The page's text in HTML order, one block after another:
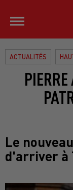
ACTUALITÉS
Le
d'arriver à